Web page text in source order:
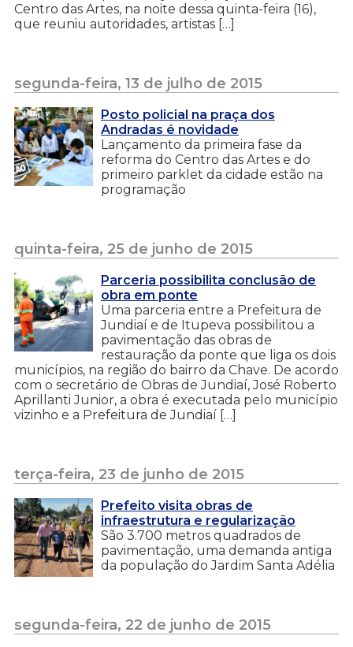
Centro das Artes, na noite dessa quinta-feira (16),
que reuniu autoridades, artistas […]
segunda-feira, 13 de julho de 2015
Posto policial na praça dos
Andradas é novidade
Lançamento da primeira fase da
reforma do Centro das Artes e do
primeiro parklet da cidade estão na
programação
quinta-feira, 25 de junho de 2015
Parceria possibilita conclusão de
obra em ponte
Uma parceria entre a Prefeitura de
Jundiaí e de Itupeva possibilitou a
pavimentação das obras de
restauração da ponte que liga os dois
municípios, na região do bairro da Chave. De acordo
com o secretário de Obras de Jundiaí, José Roberto
Aprillanti Junior, a obra é executada pelo município
vizinho e a Prefeitura de Jundiaí […]
terça-feira, 23 de junho de 2015
Prefeito visita obras de
infraestrutura e regularização
São 3.700 metros quadrados de
pavimentação, uma demanda antiga
da população do Jardim Santa Adélia
segunda-feira, 22 de junho de 2015